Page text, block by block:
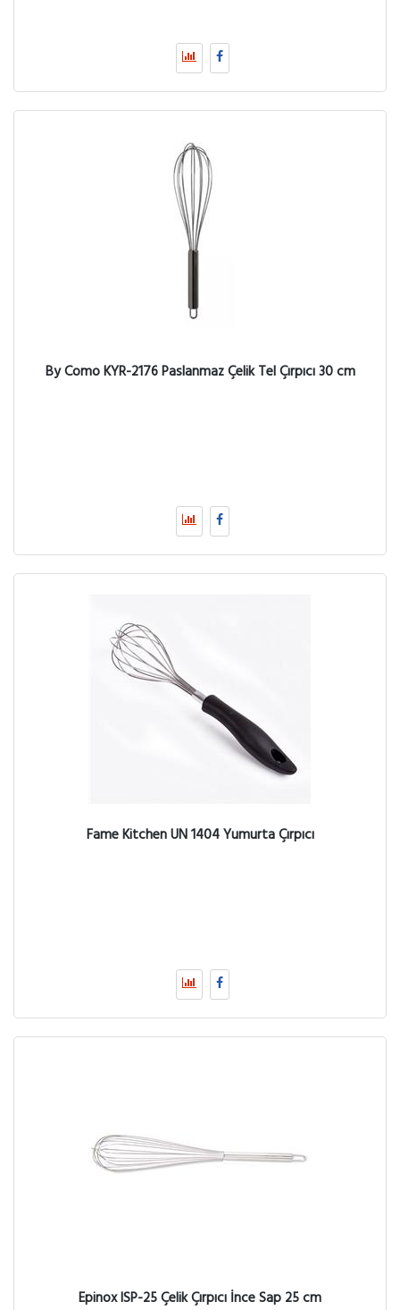
By Como KYR-2176 Paslanmaz Çelik Tel Çırpıcı 30 cm
Fame Kitchen UN 1404 Yumurta Çırpıcı
Epinox ISP-25 Çelik Çırpıcı İnce Sap 25 cm